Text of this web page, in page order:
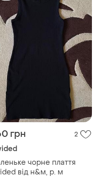
грн 2
чорне плаття
dividеd від н&м, р. м